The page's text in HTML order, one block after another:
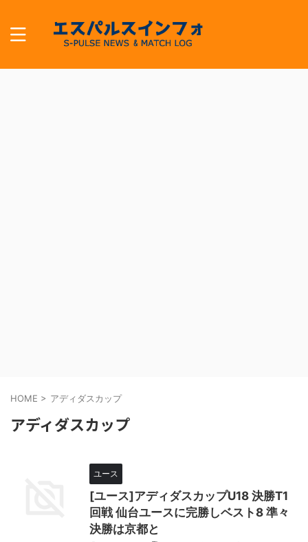
HOME > アディダスカップ
アディダスカップ
ユース
[ユース]アディダスカップU18 決勝T1
回戦 仙台ユースに完勝しベスト8 準々
決勝は京都と